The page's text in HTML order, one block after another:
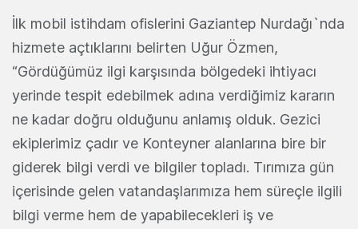
İlk mobil istihdam ofislerini Gaziantep Nurdağı`nda
hizmete açtıklarını belirten Uğur Özmen,
“Gördüğümüz ilgi karşısında bölgedeki ihtiyacı
yerinde tespit edebilmek adına verdiğimiz kararın
ne kadar doğru olduğunu anlamış olduk. Gezici
ekiplerimiz çadır ve Konteyner alanlarına bire bir
giderek bilgi verdi ve bilgiler topladı. Tırımıza gün
içerisinde gelen vatandaşlarımıza hem süreçle ilgili
bilgi verme hem de yapabilecekleri iş ve